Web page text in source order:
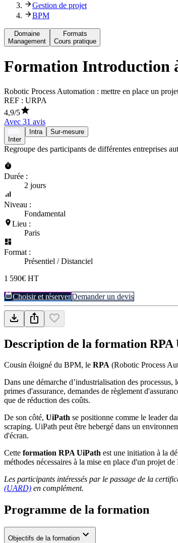
Gestion de projet
BPM
Domaine
Management
Formats
Cours pratique
Formation Introduction
Robotic Process Automation : mettre en place un
REF : URPA
4,9/5
Avec 31 avis
Inter
Intra Sur-mesure
Regroupe des participants de différentes entreprises
Durée :
2 jours
Niveau :
Fondamental
Lieu :
Paris
Format :
Présentiel / Distanciel
1 590€ HT
Choisir et réserverDemander un devis
Description de la formation RPA
Cousin éloigné du BPM, le RPA (Robotic Process
Dans une démarche d’industrialisation des
primes d'assurance, demandes de règlement
que de réduction des coûts.
De son côté, UiPath se positionne comme le leader
scraping. UiPath peut être hebergé dans un
d'écran.
Cette formation RPA UiPath est une initiation à la
méthodes nécessaires à la mise en place d'un projet
Les participants intéressés par le passage de la
(UARD) en complément.
Programme de la formation
Objectifs de la formation